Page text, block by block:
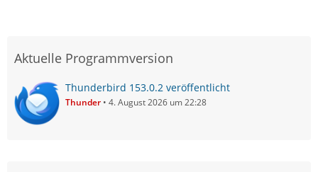
Aktuelle Programmversion
Thunderbird 153.0.2 veröffentlicht
Thunder 4. August 2026 um 22:28